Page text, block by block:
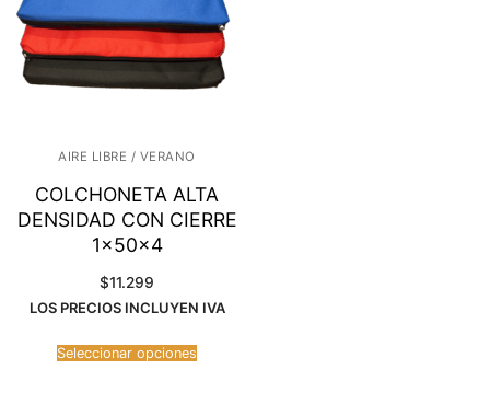
AIRE LIBRE / VERANO
COLCHONETA ALTA
DENSIDAD CON CIERRE
1x50x4
$11.299
LOS PRECIOS INCLUYEN IVA
Seleccionar opciones